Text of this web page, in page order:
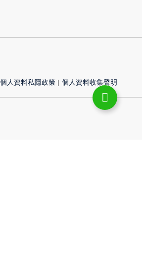
個人資料私隱政策 | 個人資料收集聲明